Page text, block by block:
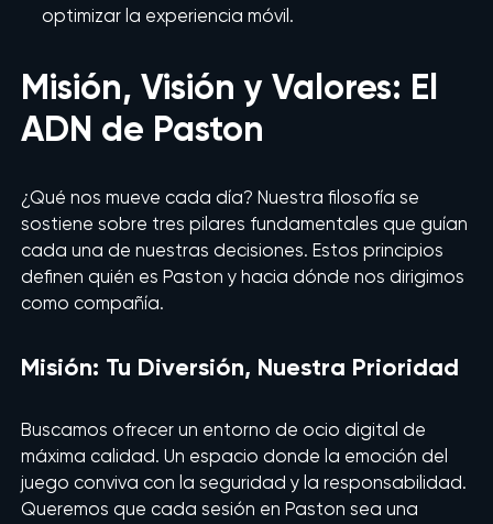
optimizar la experiencia móvil.
Misión, Visión y Valores: El
ADN de Paston
¿Qué nos mueve cada día? Nuestra filosofía se
sostiene sobre tres pilares fundamentales que guían
cada una de nuestras decisiones. Estos principios
definen quién es Paston y hacia dónde nos dirigimos
como compañía.
Misión: Tu Diversión, Nuestra Prioridad
Buscamos ofrecer un entorno de ocio digital de
máxima calidad. Un espacio donde la emoción del
juego conviva con la seguridad y la responsabilidad.
Queremos que cada sesión en Paston sea una